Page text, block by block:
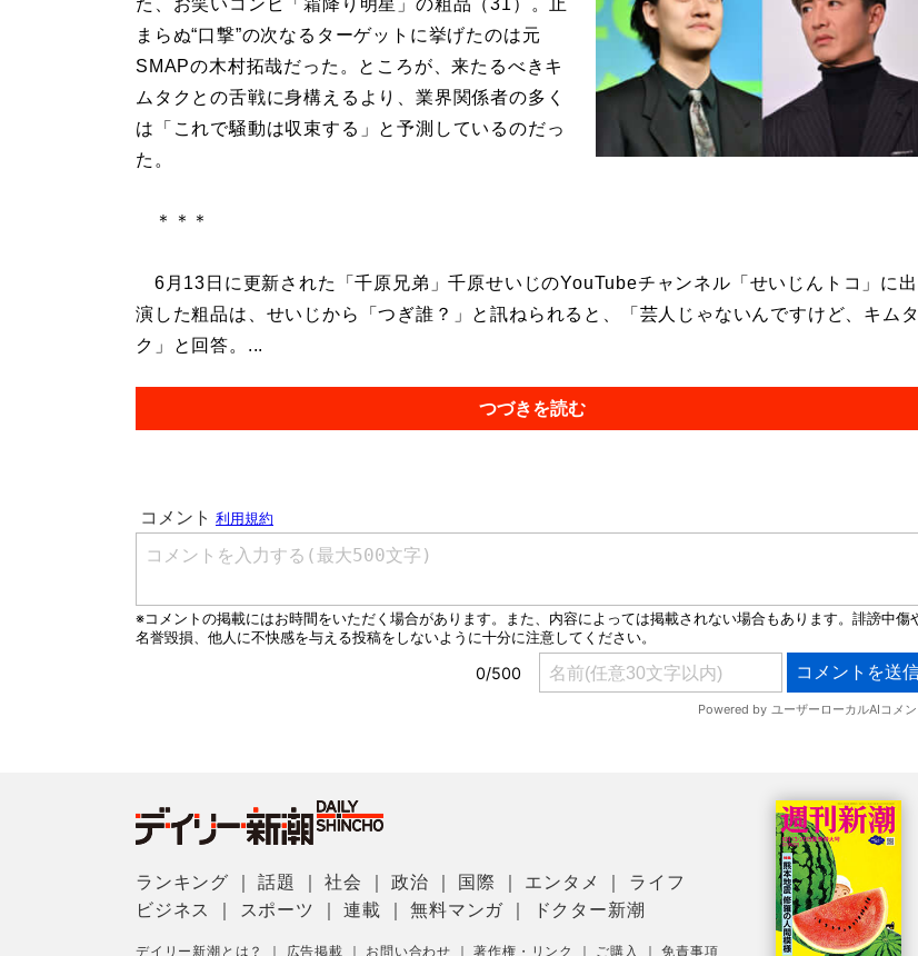
た、お笑いコンビ「霜降り明星」の粗品（31）。止
まらぬ“口撃”の次なるターゲットに挙げたのは元
SMAPの木村拓哉だった。ところが、来たるべきキ
ムタクとの舌戦に身構えるより、業界関係者の多く
は「これで騒動は収束する」と予測しているのだっ
た。
＊＊＊
6月13日に更新された「千原兄弟」千原せいじのYouTubeチャンネル「せいじんトコ」に出
演した粗品は、せいじから「つぎ誰？」と訊ねられると、「芸人じゃないんですけど、キムタ
ク」と回答。...
つづきを読む
ランキング ｜話題 ｜社会 ｜政治 国際 エンタメ
ライフ
ビジネス
スポーツ ｜連載 ｜無料マンガ ドクター新潮
デイリー新潮とは？ 広告掲載 お問い合わせ ｜著作権・リンク ご購入 ｜免責事項